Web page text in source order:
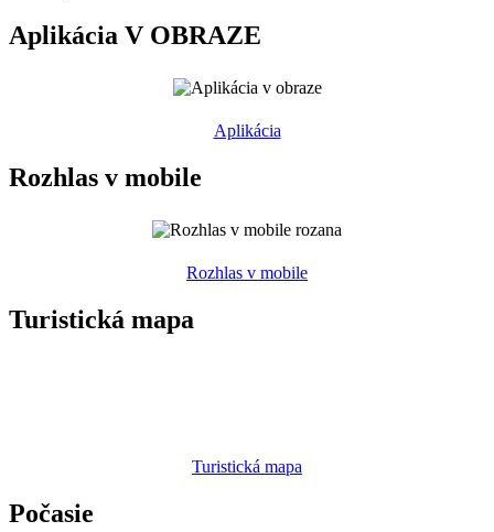
Aplikácia V OBRAZE
Aplikácia
Rozhlas v mobile
Rozhlas v mobile
Turistická mapa
Turistická mapa
Počasie